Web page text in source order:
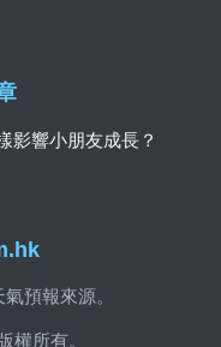
預報來源。
權所有。
影響小朋友成長？